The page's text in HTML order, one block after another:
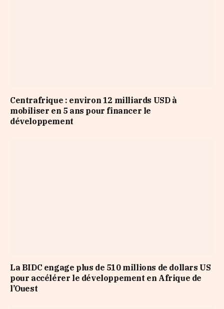
Centrafrique : environ 12 milliards USD à
mobiliser en 5 ans pour financer le
développement
La BIDC engage plus de 510 millions de dollars US
pour accélérer le développement en Afrique de
l’Ouest